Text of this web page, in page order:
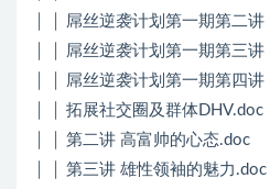
│ │ 屌丝逆袭计划第一期第二
│ │ 屌丝逆袭计划第一期第三
│ │ 屌丝逆袭计划第一期第四
│ │ 拓展社交圈及群体DHV.doc
│ │ 第二讲 高富帅的心态.doc
│ │ 第三讲 雄性领袖的魅力.doc